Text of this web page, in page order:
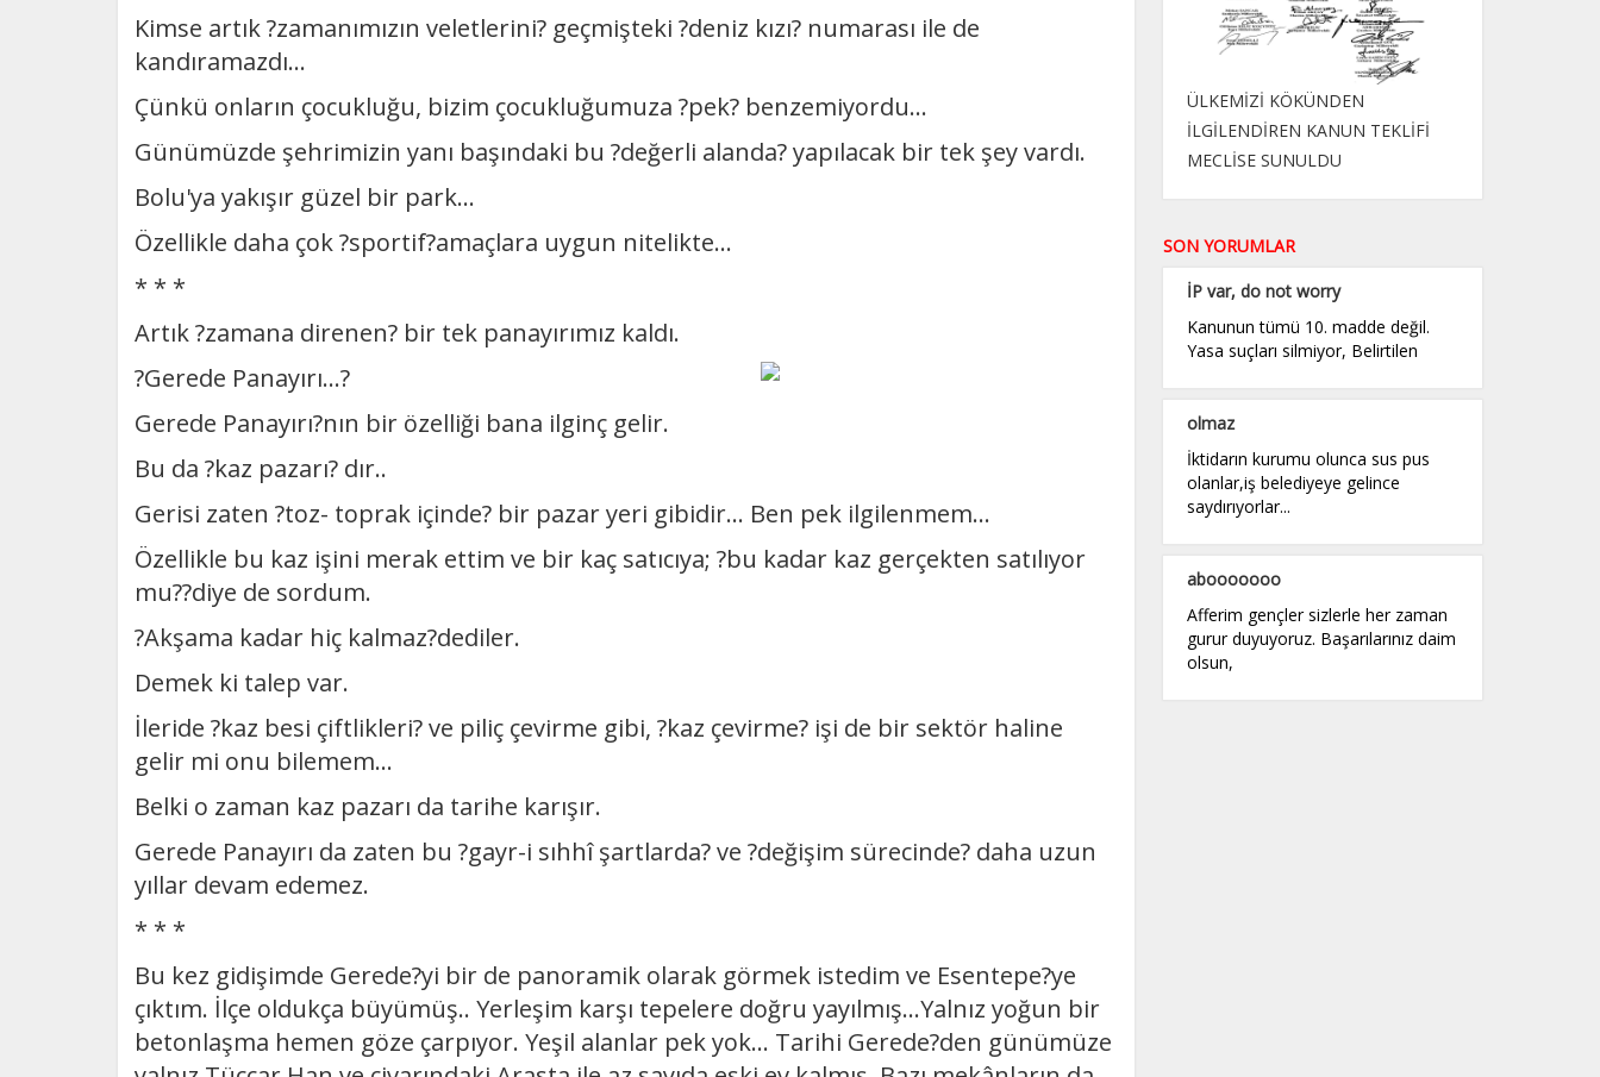
Kimse artık ?zamanımızın veletlerini? geçmişteki ?deniz kızı? numarası ile de
kandıramazdı...
Çünkü onların çocukluğu, bizim çocukluğumuza ?pek? benzemiyordu...
Günümüzde şehrimizin yanı başındaki bu ?değerli alanda? yapılacak bir tek şey vardı.
Bolu'ya yakışır güzel bir park...
Özellikle daha çok ?sportif?amaçlara uygun nitelikte...
* * *
Artık ?zamana direnen? bir tek panayırımız kaldı.
?Gerede Panayırı...?
Gerede Panayırı?nın bir özelliği bana ilginç gelir.
Bu da ?kaz pazarı? dır..
Gerisi zaten ?toz- toprak içinde? bir pazar yeri gibidir... Ben pek ilgilenmem...
Özellikle bu kaz işini merak ettim ve bir kaç satıcıya; ?bu kadar kaz gerçekten satılıyor
mu??diye de sordum.
?Akşama kadar hiç kalmaz?dediler.
Demek ki talep var.
İleride ?kaz besi çiftlikleri? ve piliç çevirme gibi, ?kaz çevirme? işi de bir sektör haline
gelir mi onu bilemem...
Belki o zaman kaz pazarı da tarihe karışır.
Gerede Panayırı da zaten bu ?gayr-i sıhhî şartlarda? ve ?değişim sürecinde? daha uzun
yıllar devam edemez.
* * *
Bu kez gidişimde Gerede?yi bir de panoramik olarak görmek istedim ve Esentepe?ye
çıktım. İlçe oldukça büyümüş.. Yerleşim karşı tepelere doğru yayılmış...Yalnız yoğun bir
betonlaşma hemen göze çarpıyor. Yeşil alanlar pek yok... Tarihi Gerede?den günümüze
ÜLKEMİZİ KÖKÜNDEN
İLGİLENDİREN KANUN TEKLİFİ
MECLİSE SUNULDU
SON YORUMLAR
İP var, do not worry
Kanunun tümü 10. madde değil.
Yasa suçları silmiyor, Belirtilen
olmaz
İktidarın kurumu olunca sus pus
olanlar,iş belediyeye gelince
saydırıyorlar...
abooooooo
Afferim gençler sizlerle her zaman
gurur duyuyoruz. Başarılarınız daim
olsun,